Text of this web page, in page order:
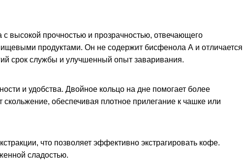
высокой прочностью и прозрачностью, отвечающего
продуктами. Он не содержит бисфенола А и отличается
срок службы и улучшенный опыт заваривания.
и удобства. Двойное кольцо на дне помогает более
обеспечивая плотное прилегание к чашке или
что позволяет эффективно экстрагировать кофе.
сладостью.